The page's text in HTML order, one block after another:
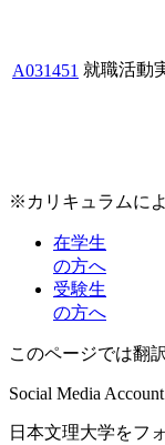
A031451 就職活動
※カリキュラムに
在学生
の方へ
受験生
の方へ
このページでは翻
Social Media Account
日本文理大学をフ